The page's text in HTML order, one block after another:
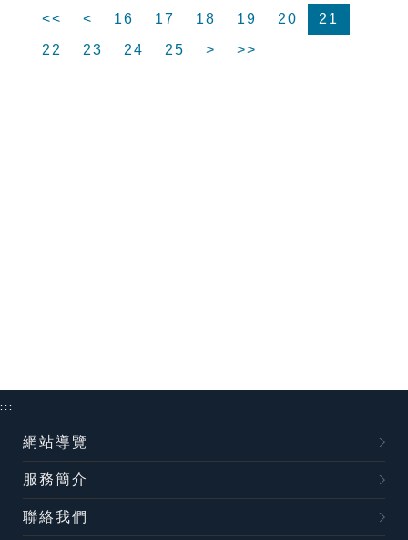
<< < 16 17 18 19 20
21
22
23 24 25 > >>
:::
網站導覽
服務簡介
聯絡我們